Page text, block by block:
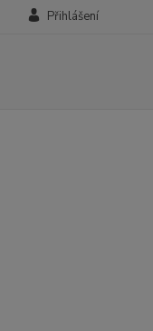
Přihlášení